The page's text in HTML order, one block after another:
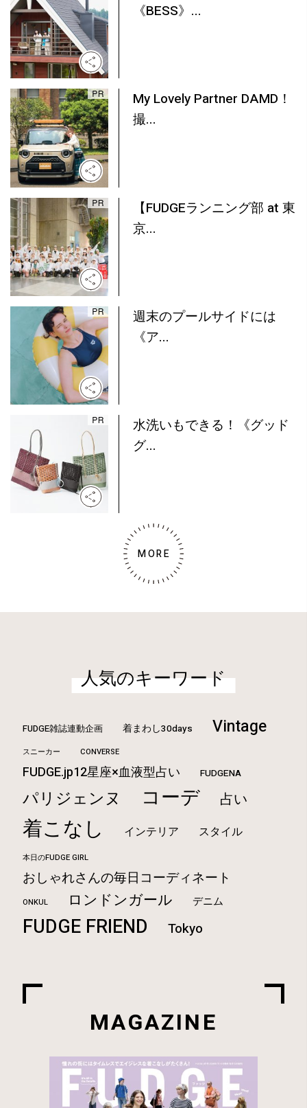
《BESS》...
My Lovely Partner DAMD！
撮...
【FUDGEランニング部 at 東
京...
週末のプールサイドには
《ア...
水洗いもできる！《グッド
グ...
MORE
人気のキーワード
FUDGE雑誌連動企画 着まわし30days Vintage
スニーカー CONVERSE
FUDGE.jp12星座×血液型占い FUDGENA
パリジェンヌ コーデ 占い
着こなし インテリア スタイル
本日のFUDGE GIRL
おしゃれさんの毎日コーディネート
ONKUL ロンドンガール デニム
FUDGE FRIEND Tokyo
MAGAZINE